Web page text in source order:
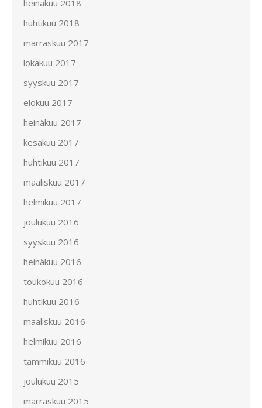
heinäkuu 2018
huhtikuu 2018
marraskuu 2017
lokakuu 2017
syyskuu 2017
elokuu 2017
heinäkuu 2017
kesäkuu 2017
huhtikuu 2017
maaliskuu 2017
helmikuu 2017
joulukuu 2016
syyskuu 2016
heinäkuu 2016
toukokuu 2016
huhtikuu 2016
maaliskuu 2016
helmikuu 2016
tammikuu 2016
joulukuu 2015
marraskuu 2015